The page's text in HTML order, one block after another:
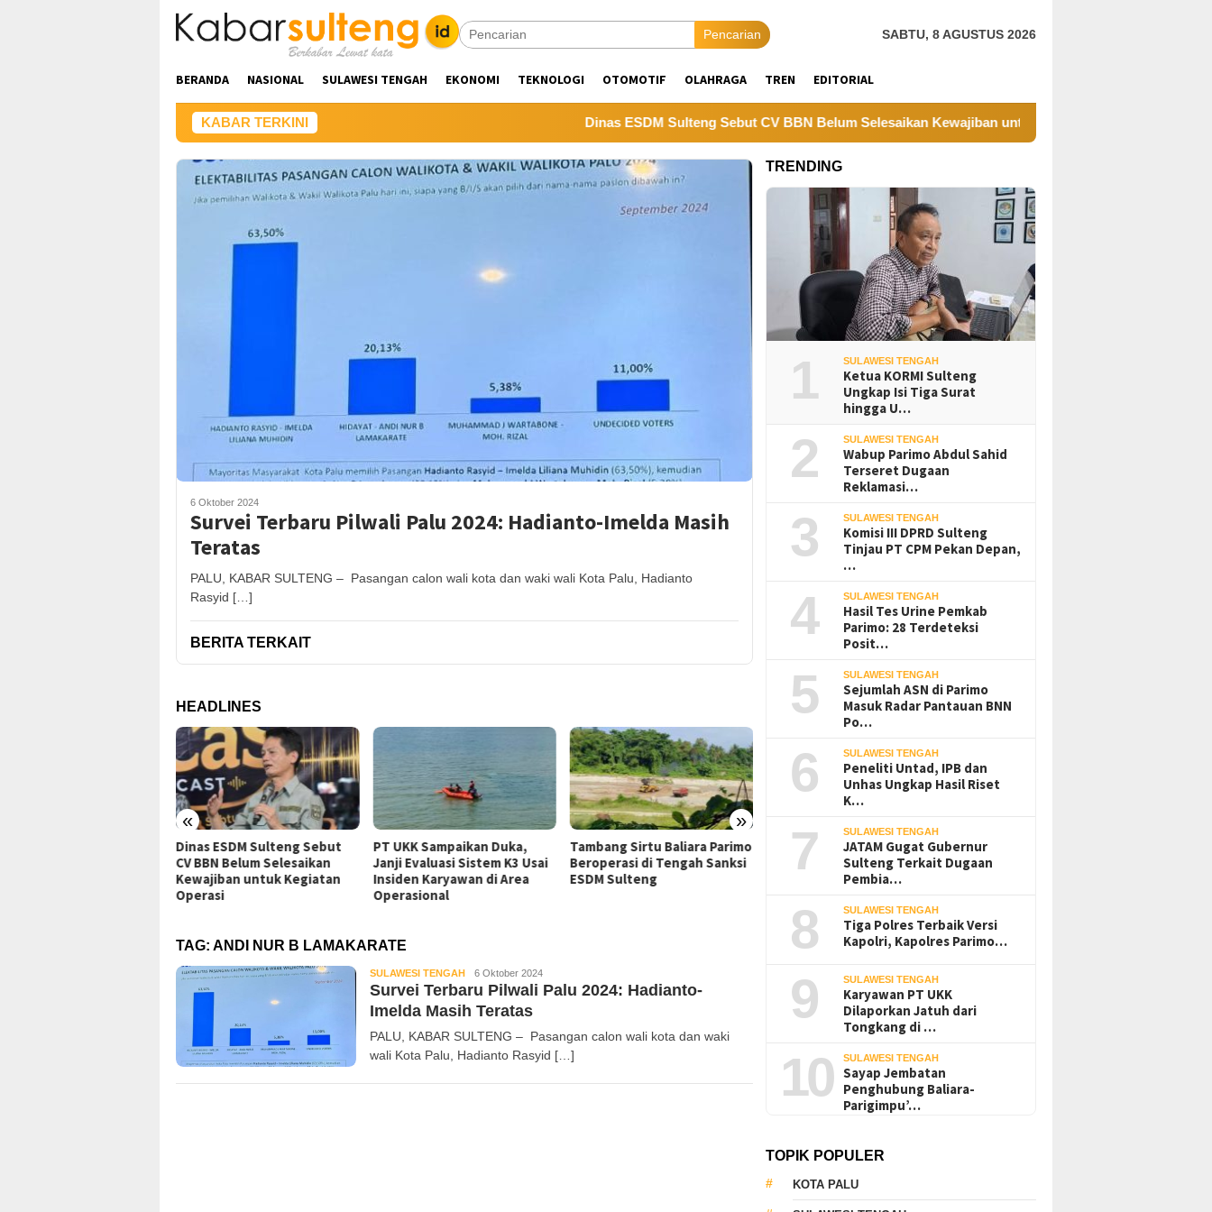
Pencarian SABTU, 8 AGUSTUS 2026
BERANDA NASIONAL SULAWESI TENGAH EKONOMI TEKNOLOGI OTOMOTIF OLAHRAGA TREN EDITORIAL
KABAR TERKINI Dinas ESDM Sulteng Sebut CV BBN Belum Selesaikan Kewajiban untuk Kegiatan Operasi
6 Oktober 2024
Survei Terbaru Pilwali Palu 2024: Hadianto-Imelda Masih
Teratas
PALU, KABAR SULTENG – Pasangan calon wali kota dan waki wali Kota Palu, Hadianto
Rasyid […]
BERITA TERKAIT
HEADLINES
« »
Dinas ESDM Sulteng Sebut
CV BBN Belum Selesaikan
Kewajiban untuk Kegiatan
PT UKK Sampaikan Duka,
Janji Evaluasi Sistem K3 Usai
Insiden Karyawan di Area
Operasional
Tambang Sirtu Baliara Parimo
Beroperasi di Tengah Sanksi
ESDM Sulteng
Dosen Geofisika Untad:
Gempa Tektonik Tak
Berkaitan dengan Aktivitas
JATAM Gugat Gubernur
Sulteng Terkait Dugaan
Pembiaran Tailing B3 PT QMB
TAG: ANDI NUR B LAMAKARATE
SULAWESI TENGAH Kabar
Sulteng
6 Oktober 2024
Survei Terbaru Pilwali Palu 2024: Hadianto-
Imelda Masih Teratas
PALU, KABAR SULTENG – Pasangan calon wali kota dan waki
wali Kota Palu, Hadianto Rasyid […]
TRENDING
1 SULAWESI TENGAH
Ketua KORMI Sulteng
Ungkap Isi Tiga Surat
hingga U…
2 SULAWESI TENGAH
Wabup Parimo Abdul Sahid
Terseret Dugaan
Reklamasi…
3 SULAWESI TENGAH
Komisi III DPRD Sulteng
Tinjau PT CPM Pekan Depan,
…
4 SULAWESI TENGAH
Hasil Tes Urine Pemkab
Parimo: 28 Terdeteksi
Posit…
5 SULAWESI TENGAH
Sejumlah ASN di Parimo
Masuk Radar Pantauan BNN
Po…
6 SULAWESI TENGAH
Peneliti Untad, IPB dan
Unhas Ungkap Hasil Riset
K…
7 SULAWESI TENGAH
JATAM Gugat Gubernur
Sulteng Terkait Dugaan
Pembia…
8 SULAWESI TENGAH
Tiga Polres Terbaik Versi
Kapolri, Kapolres Parimo…
9 SULAWESI TENGAH
Karyawan PT UKK
Dilaporkan Jatuh dari
Tongkang di …
10 SULAWESI TENGAH
Sayap Jembatan
Penghubung Baliara-
Parigimpu’…
TOPIK POPULER
KOTA PALU